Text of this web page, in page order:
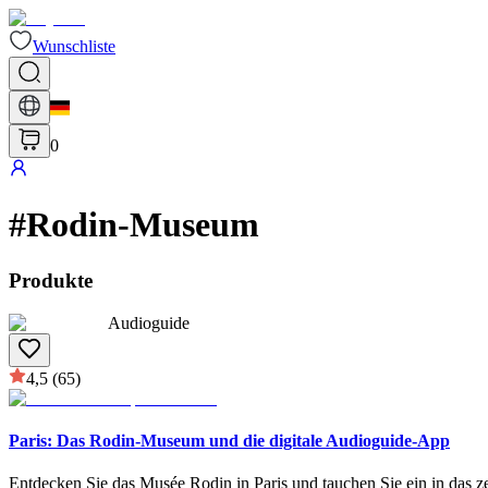
Wunschliste
0
#Rodin-Museum
Produkte
Audioguide
4,5 (65)
Paris: Das Rodin-Museum und die digitale Audioguide-App
Entdecken Sie das Musée Rodin in Paris und tauchen Sie ein in